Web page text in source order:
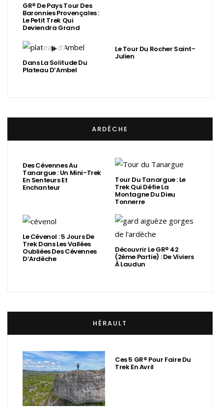
GR® De Pays Tour Des
Baronnies Provençales :
Le Petit Trek Qui
Deviendra Grand
Dans La Solitude Du
Plateau D’Ambel
Le Tour Du Rocher Saint-
Julien
ARDÈCHE
Des Cévennes Au
Tanargue : Un Mini-Trek
En Senteurs Et
Enchanteur
Tour Du Tanargue : Le
Trek Qui Défie La
Montagne Du Dieu
Tonnerre
Le Cévenol : 5 Jours De
Trek Dans Les Vallées
Oubliées Des Cévennes
D’Ardèche
Découvrir Le GR® 42
(2ème Partie) : De Viviers
À Laudun
HÉRAULT
Ces 5 GR® Pour Faire Du
Trek En Avril